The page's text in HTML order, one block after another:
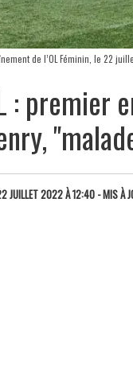
de l’OL Féminin, le 22
: premier
JUILLET 2022 À 12:40 - MIS À